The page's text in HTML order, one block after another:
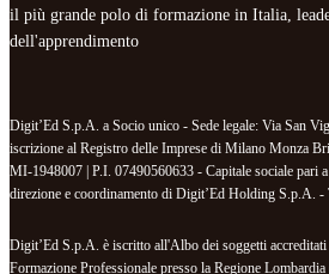
il più grande polo di formazione in Italia,
dell'apprendimento
Digit’Ed S.p.A. a Socio unico - Sede legale: Via San
iscrizione al Registro delle Imprese di Milano Monza
MI-1948007 | P.I. 07490560633 - Capitale sociale pari
direzione e coordinamento di Digit’Ed Holding S.p.A.
Digit’Ed S.p.A. è iscritto all'Albo dei soggetti
Formazione Professionale presso la Regione